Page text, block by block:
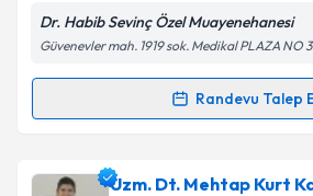
Kişisel verilerimin işlenmesine
Metni'ni okudum ve kişisel
kapsamda işlenmesini kabul
Dr. Habib Sevinç Özel Muayenehanesi
Güvenevler mah. 1919 sok. Medikal PLAZA NO
Randevu Talep
Randevu Takvimi Talebi
Dr. Habib Sevinçiçin randevu
Uzm. Dt. Mehtap Kurt